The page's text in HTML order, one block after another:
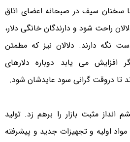
سخنان سیف در صبحانه اعضای اتاق
راحت شود و دارندگان خانگی دلار،
نگه دارند. دلالان نیز که مطمئن
افزایش می یابد دوباره دلارهای
مثبت بازار را برهم زد. تولید
مواد اولیه و تجهیزات جدید و پیشرفته